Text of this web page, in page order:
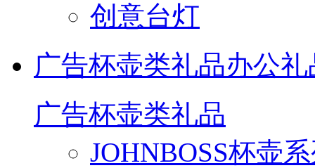
创意台灯
广告杯壶类礼品办公礼
广告杯壶类礼品
JOHNBOSS杯壶